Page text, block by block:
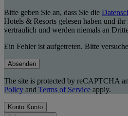
Bitte geben Sie an, dass Sie die
Hotels & Resorts gelesen haben und
vertraulich und werden niemals an
Ein Fehler ist aufgetreten. Bitte
Absenden
The site is protected by reCAPTCHA
Policy and Terms of Service apply.
Konto Konto